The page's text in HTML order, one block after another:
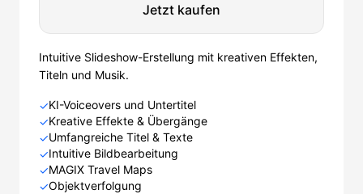
Jetzt kaufen
Intuitive Slideshow-Erstellung mit kreativen Effekten,
Titeln und Musik.
✓KI-Voiceovers und Untertitel
✓Kreative Effekte & Übergänge
✓Umfangreiche Titel & Texte
✓Intuitive Bildbearbeitung
✓MAGIX Travel Maps
✓Objektverfolgung